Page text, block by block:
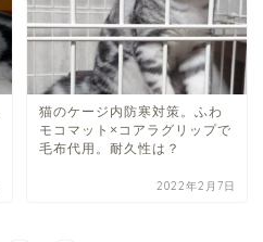
猫のケージ内防寒対策。ふわ
モコマット×コアラグリップで
毛布代用。耐久性は？
2022年2月7日